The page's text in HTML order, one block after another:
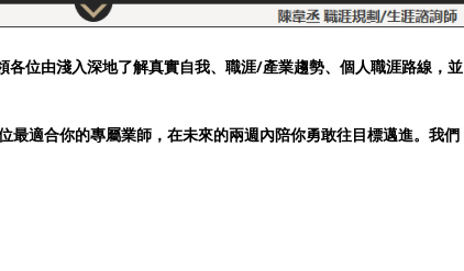
各位由淺入深地了解真實自我、職涯/產業趨勢、個人職涯路線，並
最適合你的專屬業師，在未來的兩週內陪你勇敢往目標邁進。我們